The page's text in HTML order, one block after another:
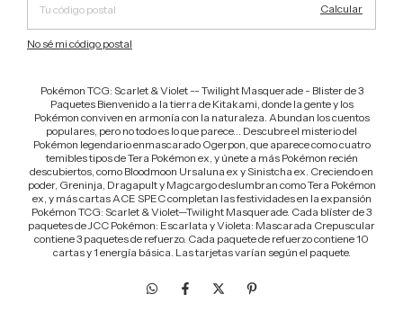
Calcular
No sé mi código postal
Pokémon TCG: Scarlet & Violet -- Twilight Masquerade - Blister de 3
Paquetes Bienvenido a la tierra de Kitakami, donde la gente y los
Pokémon conviven en armonía con la naturaleza. Abundan los cuentos
populares, pero no todo es lo que parece... Descubre el misterio del
Pokémon legendario enmascarado Ogerpon, que aparece como cuatro
temibles tipos de Tera Pokémon ex, y únete a más Pokémon recién
descubiertos, como Bloodmoon Ursaluna ex y Sinistcha ex. Creciendo en
poder, Greninja, Dragapult y Magcargo deslumbran como Tera Pokémon
ex, y más cartas ACE SPEC completan las festividades en la expansión
Pokémon TCG: Scarlet & Violet—Twilight Masquerade. Cada blíster de 3
paquetes de JCC Pokémon: Escarlata y Violeta: Mascarada Crepuscular
contiene 3 paquetes de refuerzo. Cada paquete de refuerzo contiene 10
cartas y 1 energía básica. Las tarjetas varían según el paquete.